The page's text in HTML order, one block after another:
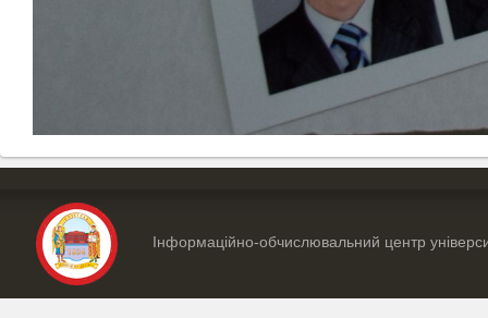
Інформаційно-обчислювальний центр